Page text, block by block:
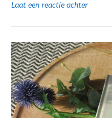
Laat een reactie achter